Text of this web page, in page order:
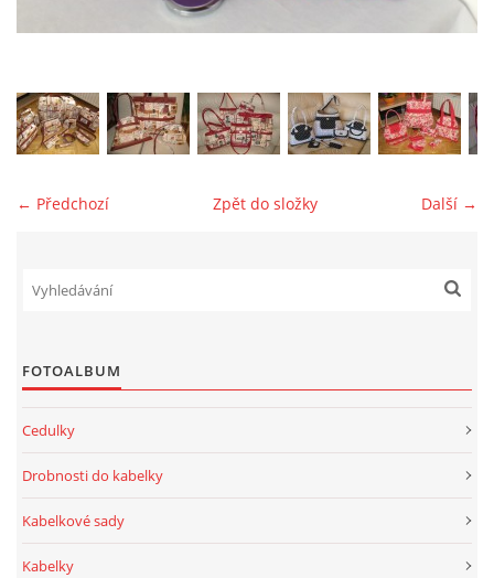
← Předchozí Další →
Zpět do složky
FOTOALBUM
Cedulky
Drobnosti do kabelky
Kabelkové sady
Kabelky